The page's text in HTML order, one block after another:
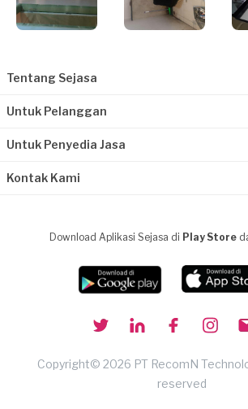
Tentang Sejasa
Untuk Pelanggan
Untuk Penyedia Jasa
Kontak Kami
Download Aplikasi Sejasa di Play Store
Copyright© 2026 PT RecomN
reserved